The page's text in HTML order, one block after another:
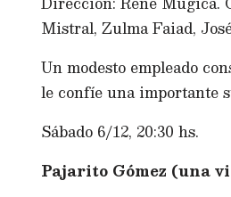
Mistral, Zulma Faiad,
Un modesto empleado
le confíe una importante
Sábado 6/12, 20:30 hs.
Pajarito Gómez (una